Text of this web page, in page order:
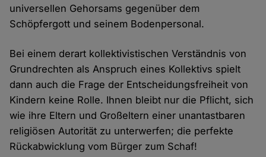
universellen Gehorsams gegenüber dem
Schöpfergott und seinem Bodenpersonal.
Bei einem derart kollektivistischen Verständnis von
Grundrechten als Anspruch eines Kollektivs spielt
dann auch die Frage der Entscheidungsfreiheit von
Kindern keine Rolle. Ihnen bleibt nur die Pflicht, sich
wie ihre Eltern und Großeltern einer unantastbaren
religiösen Autorität zu unterwerfen; die perfekte
Rückabwicklung vom Bürger zum Schaf!